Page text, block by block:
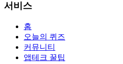
서비스
홈
오늘의 퀴즈
커뮤니티
앱테크 꿀팁